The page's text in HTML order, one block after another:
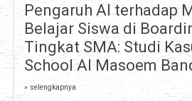
Pengaruh AI terhadap
Belajar Siswa di
Tingkat SMA: Studi
School Al Masoem
» selengkapnya